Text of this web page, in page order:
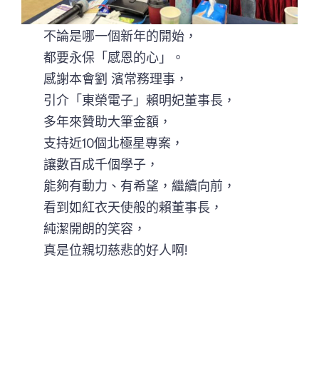
不論是哪一個新年的開始，
都要永保「感恩的心」。
感謝本會劉 濱常務理事，
引介「東榮電子」賴明妃董事長，
多年來贊助大筆金額，
支持近10個北極星專案，
讓數百成千個學子，
能夠有動力、有希望，繼續向前，
看到如紅衣天使般的賴董事長，
純潔開朗的笑容，
真是位親切慈悲的好人啊!